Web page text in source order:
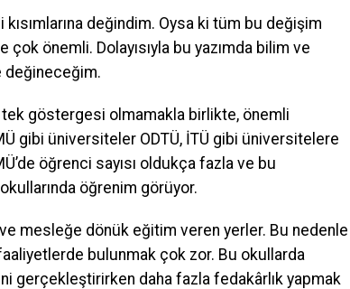
değindim. Oysa ki tüm bu değişim
önemli. Dolayısıyla bu yazımda bilim ve
değineceğim.
göstergesi olmamakla birlikte, önemli
gibi üniversiteler ODTÜ, İTÜ gibi üniversitelere
öğrenci sayısı oldukça fazla ve bu
öğrenim görüyor.
mesleğe dönük eğitim veren yerler. Bu nedenle
bulunmak çok zor. Bu okullarda
gerçekleştirirken daha fazla fedakârlık yapmak